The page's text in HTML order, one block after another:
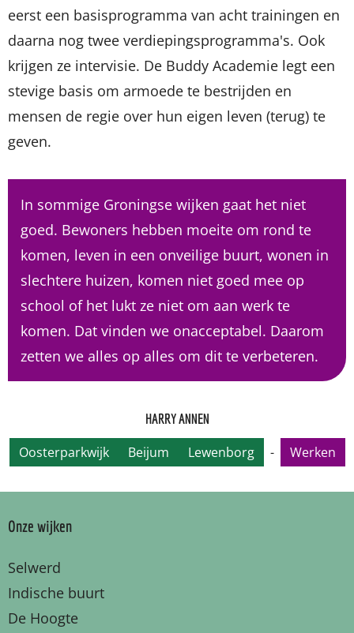
eerst een basisprogramma van acht trainingen en
daarna nog twee verdiepingsprogramma's. Ook
krijgen ze intervisie. De Buddy Academie legt een
stevige basis om armoede te bestrijden en
mensen de regie over hun eigen leven (terug) te
geven.
In sommige Groningse wijken gaat het niet
goed. Bewoners hebben moeite om rond te
komen, leven in een onveilige buurt, wonen in
slechtere huizen, komen niet goed mee op
school of het lukt ze niet om aan werk te
komen. Dat vinden we onacceptabel. Daarom
zetten we alles op alles om dit te verbeteren.
HARRY ANNEN
Oosterparkwijk Beijum Lewenborg - Werken
Onze wijken
Selwerd
Indische buurt
De Hoogte